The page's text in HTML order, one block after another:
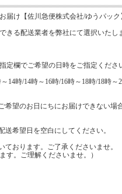
届け【佐川急便株式会社/ゆうパック
きる配送業者を弊社にて選択いたし
定欄でご希望の日時をご指定くださ
14時/14時～16時/16時～18時/18時～
希望のお日にちにお届けできない場
希望日を空白にしてください。
おります。ご了承くださいませ。
す。ご理解くださいませ。）